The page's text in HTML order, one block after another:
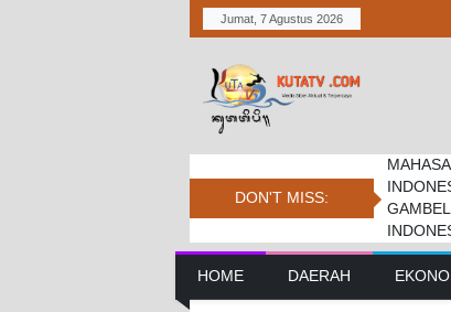
Jumat, 7 Agustus 2026
DON'T MISS:
Bupati
Daerah
Main Navigation
HOME DAERAH